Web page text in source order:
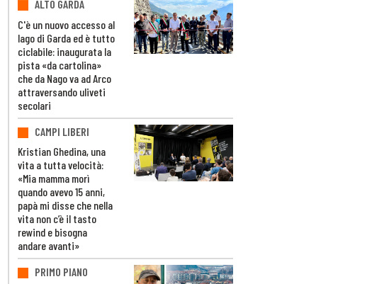
ALTO GARDA
C'è un nuovo accesso al
lago di Garda ed è tutto
ciclabile: inaugurata la
pista «da cartolina»
che da Nago va ad Arco
attraversando uliveti
secolari
CAMPI LIBERI
Kristian Ghedina, una
vita a tutta velocità:
«Mia mamma morì
quando avevo 15 anni,
papà mi disse che nella
vita non c’è il tasto
rewind e bisogna
andare avanti»
PRIMO PIANO